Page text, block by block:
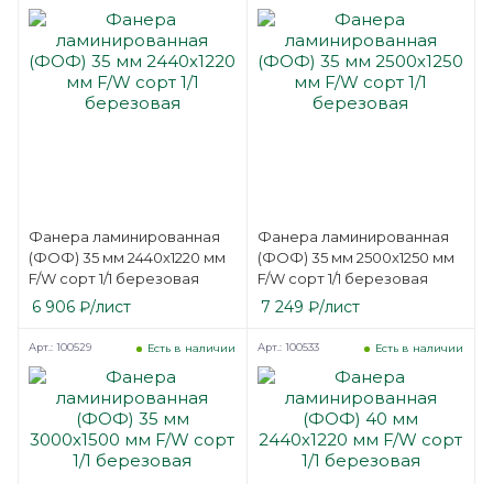
Фанера ламинированная
(ФОФ) 35 мм 2440х1220 мм
F/W сорт 1/1 березовая
6 906 ₽/лист
Фанера ламинированная
(ФОФ) 35 мм 2500х1250 мм
F/W сорт 1/1 березовая
7 249 ₽/лист
Есть в наличии
Арт.: 100529 Есть в наличии
Арт.: 100533